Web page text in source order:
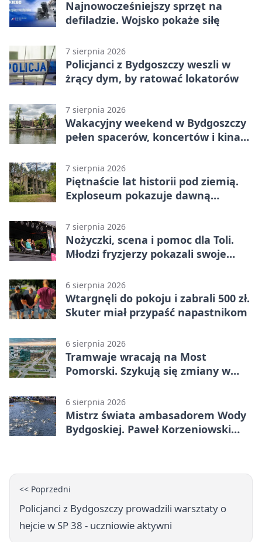
Najnowocześniejszy sprzęt na
defiladzie. Wojsko pokaże siłę
7 sierpnia 2026
Policjanci z Bydgoszczy weszli w
żrący dym, by ratować lokatorów
7 sierpnia 2026
Wakacyjny weekend w Bydgoszczy
pełen spacerów, koncertów i kina
7 sierpnia 2026
Piętnaście lat historii pod ziemią.
Exploseum pokazuje dawną
7 sierpnia 2026
Nożyczki, scena i pomoc dla Toli.
Młodzi fryzjerzy pokazali swoje
6 sierpnia 2026
Wtargnęli do pokoju i zabrali 500 zł.
Skuter miał przypaść napastnikom
6 sierpnia 2026
Tramwaje wracają na Most
Pomorski. Szykują się zmiany w
6 sierpnia 2026
Mistrz świata ambasadorem Wody
Bydgoskiej. Paweł Korzeniowski
<< Poprzedni
Policjanci z Bydgoszczy prowadzili warsztaty o
hejcie w SP 38 - uczniowie aktywni